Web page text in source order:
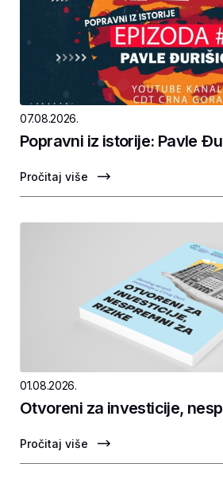
07.08.2026.
Popravni iz istorije: Pavle
Pročitaj više
01.08.2026.
Otvoreni za investicije,
Pročitaj više